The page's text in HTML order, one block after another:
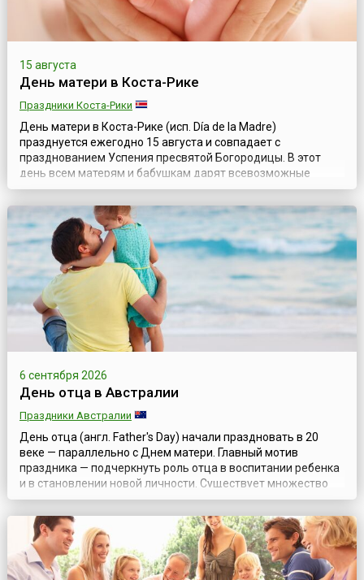
15 августа
День матери в Коста-Рике
Праздники Коста-Рики
День матери в Коста-Рике (исп. Día de la Madre)
празднуется ежегодно 15 августа и совпадает с
празднованием Успения пресвятой Богородицы. В этот
день всем матерям и бабушкам дарят всевозможные
подарки. Семьи собираются в доме у старших членов
семьи. За стол порой всему семейству поместиться не
удается, поэтому садятся, кто где может: кто на диване, кто
на скамейке, а кто и на порожке. Обычная...
6 сентября 2026
День отца в Австралии
Праздники Австралии
День отца (англ. Father's Day) начали праздновать в 20
веке — параллельно с Днем матери. Главный мотив
праздника — подчеркнуть роль отца в воспитании ребенка
и в становлении новой личности. Существует множество
теорий появления этого праздника. Самая
распространенная — идея празднования принадлежит
американке Соноре Смарт Додд (англ. Sonora Louise Smart
Dodd), чей отец, ветеран Гражданской вой...